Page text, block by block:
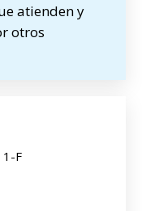
atienden y
otros
1-F